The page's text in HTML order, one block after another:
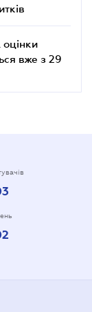
вже з 29